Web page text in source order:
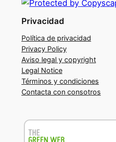
Privacidad
Política de privacidad
Privacy Policy
Aviso legal y copyright
Legal Notice
Términos y condiciones
Contacta con consotros